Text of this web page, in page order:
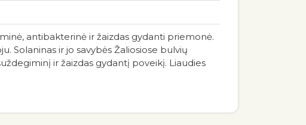
antibakterinė ir žaizdas gydanti priemonė.
Solaninas ir jo savybės Žaliosiose bulvių
ir žaizdas gydantį poveikį. Liaudies